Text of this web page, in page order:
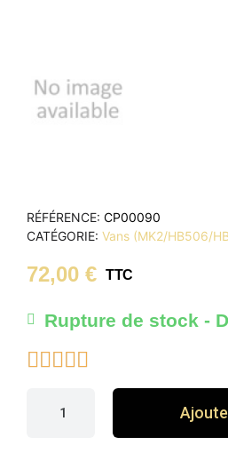
RÉFÉRENCE CP00090
CATÉGORIE Vans (MK2/HB506/
72,00 € TTC
Rupture de stock -
